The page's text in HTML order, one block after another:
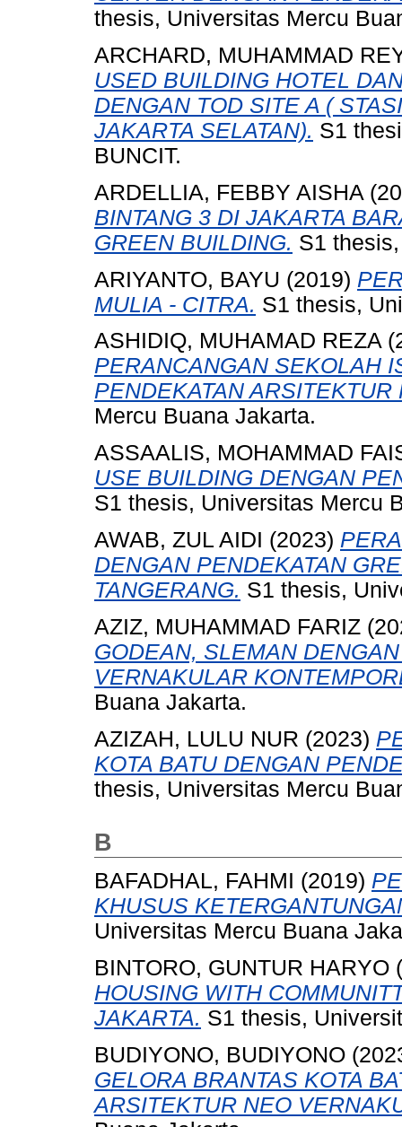
thesis, Universitas Mercu
ARCHARD, MUHAMMAD
USED BUILDING HOTEL
DENGAN TOD SITE A (
JAKARTA SELATAN). S1
BUNCIT.
ARDELLIA, FEBBY AISHA
BINTANG 3 DI JAKARTA
GREEN BUILDING. S1
ARIYANTO, BAYU (2019)
MULIA - CITRA. S1 thesis,
ASHIDIQ, MUHAMAD REZA
PERANCANGAN SEKOLAH
PENDEKATAN ARSITEKTUR
Mercu Buana Jakarta.
ASSAALIS, MOHAMMAD
USE BUILDING DENGAN
S1 thesis, Universitas Mercu
AWAB, ZUL AIDI (2023)
DENGAN PENDEKATAN
TANGERANG. S1 thesis,
AZIZ, MUHAMMAD FARIZ
GODEAN, SLEMAN
VERNAKULAR
Buana Jakarta.
AZIZAH, LULU NUR (2023)
KOTA BATU DENGAN
thesis, Universitas Mercu
B
BAFADHAL, FAHMI (2019)
KHUSUS
Universitas Mercu Buana
BINTORO, GUNTUR HARYO
HOUSING WITH
JAKARTA. S1 thesis,
BUDIYONO, BUDIYONO
GELORA BRANTAS KOTA
ARSITEKTUR NEO